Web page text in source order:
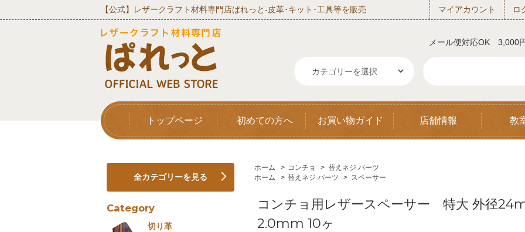
【公式】レザークラフト材料専門店ぱれっと‐皮革･キット･工具等を販売 マイアカウント ロ
メール便対応OK 3,000
トップページ 初めての方へ お買い物ガイド 店舗情報 教
ホーム > コンチョ > 替えネジ パーツ
ホーム
> 替えネジ パーツ > スペーサー
コンチョ用レザースペーサー 特大 外径
2.0mm 10ヶ
全カテゴリーを見る
Category
切り革